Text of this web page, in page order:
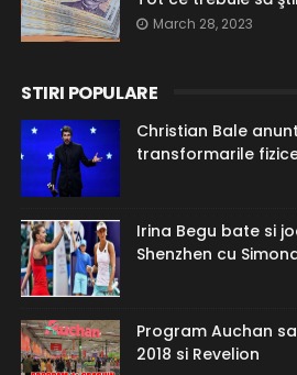
March 28, 2023
STIRI POPULARE
Christian Bale
transformarile
Irina Begu bate si
Shenzhen cu
Program Auchan
2018 si Revelion